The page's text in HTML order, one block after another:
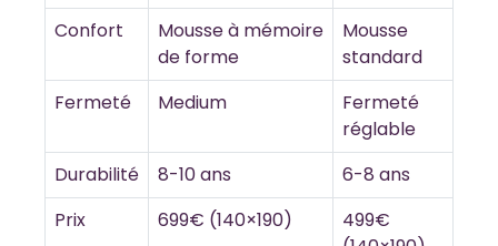
Confort
Mousse à mémoire
de forme
Mousse
standard
Fermeté
Medium
Fermeté
réglable
Durabilité
8-10 ans
6-8 ans
Prix
699€ (140×190)
499€